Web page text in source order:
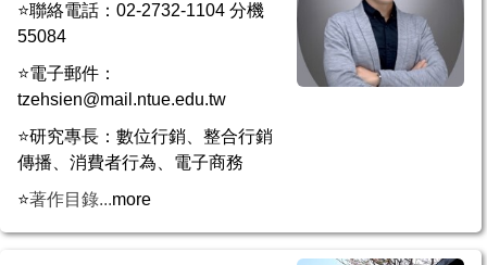
⭐聯絡電話：02-2732-1104 分機
55084
⭐電子郵件：
tzehsien@mail.ntue.edu.tw
⭐研究專長：數位行銷、整合行銷
傳播、消費者行為、電子商務
⭐著作目錄...more